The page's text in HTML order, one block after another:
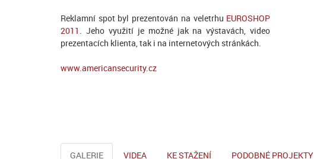
Reklamní spot byl prezentován na veletrhu EUROSHOP
2011 . Jeho využití je možné jak na výstavách, video
prezentacích klienta, tak i na internetových stránkách.
www.americansecurity.cz
GALERIE VIDEA KE STAŽENÍ PODOBNÉ PROJEKTY